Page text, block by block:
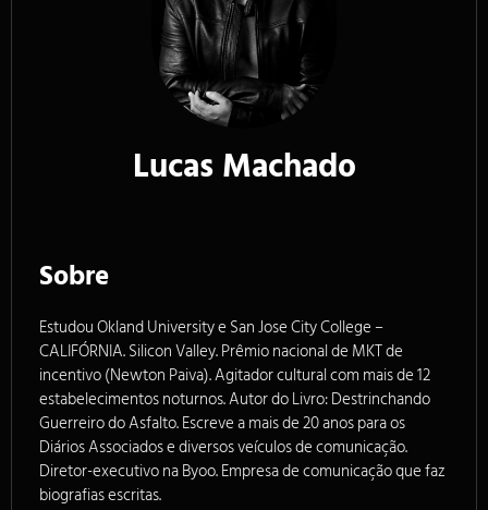
Lucas Machado
Sobre
Estudou Okland University e San Jose City College –
CALIFÓRNIA. Silicon Valley. Prêmio nacional de MKT de
incentivo (Newton Paiva). Agitador cultural com mais de 12
estabelecimentos noturnos. Autor do Livro: Destrinchando
Guerreiro do Asfalto. Escreve a mais de 20 anos para os
Diários Associados e diversos veículos de comunicação.
Diretor-executivo na Byoo. Empresa de comunicação que faz
biografias escritas.